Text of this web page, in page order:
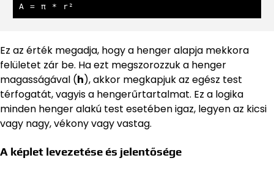
A = π * r²
Ez az érték megadja, hogy a henger alapja mekkora
felületet zár be. Ha ezt megszorozzuk a henger
magasságával (h), akkor megkapjuk az egész test
térfogatát, vagyis a hengerűrtartalmat. Ez a logika
minden henger alakú test esetében igaz, legyen az kicsi
vagy nagy, vékony vagy vastag.
A képlet levezetése és jelentősége